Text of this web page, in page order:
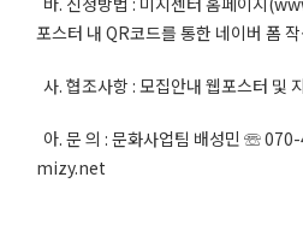
포스터 내 QR코드를 통한 네이버 폼
사. 협조사항 : 모집안내 웹포스터 및
아. 문 의 : 문화사업팀 배성민 ☏
mizy.net